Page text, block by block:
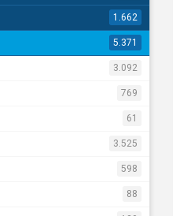
1.662
5.371
3.092
769
61
3.525
598
88